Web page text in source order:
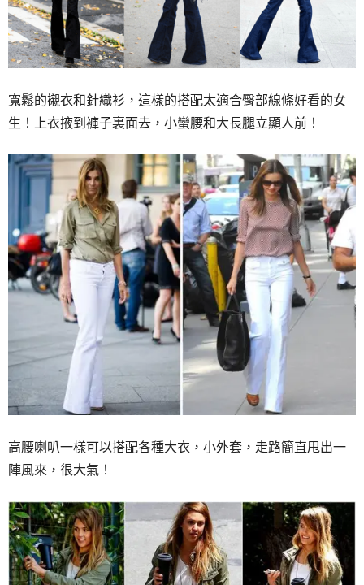
寬鬆的襯衣和針織衫，這樣的搭配太適合臀部線條好看的女
生！上衣掖到褲子裏面去，小蠻腰和大長腿立顯人前！
高腰喇叭一樣可以搭配各種大衣，小外套，走路簡直甩出一
陣風來，很大氣！